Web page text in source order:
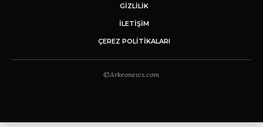
GİZLİLİK
İLETIŞIM
ÇEREZ POLITIKALARI
©Arkeonews.com